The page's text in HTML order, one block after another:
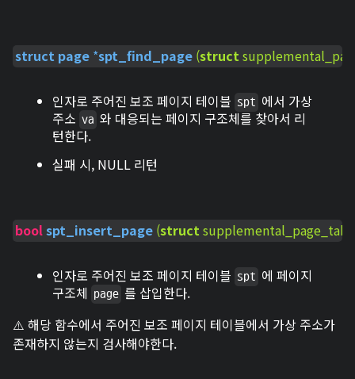
struct page *spt_find_page (struct
인자로 주어진 보조 페이지 테이블 spt 에서 가상
주소 va 와 대응되는 페이지 구조체를 찾아서 리
턴한다.
실패 시, NULL 리턴
boolspt_insert_page (struct
인자로 주어진 보조 페이지 테이블 spt 에 페이지
구조체 page 를 삽입한다.
⚠️ 해당 함수에서 주어진 보조 페이지 테이블에서 가상 주소가
존재하지 않는지 검사해야한다.